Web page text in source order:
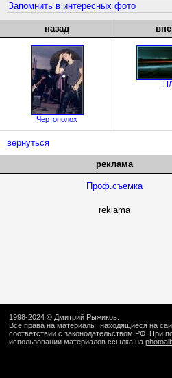
Запомнить в интересных фото
назад
Чертополох
вернуться
реклама
Проф.съемка
reklama
1998-2024 © Дмитрий Рыжиков
Все права на материалы, находящиеся на
соответствии с законодательством РФ. При
использовании материалов ссылка на